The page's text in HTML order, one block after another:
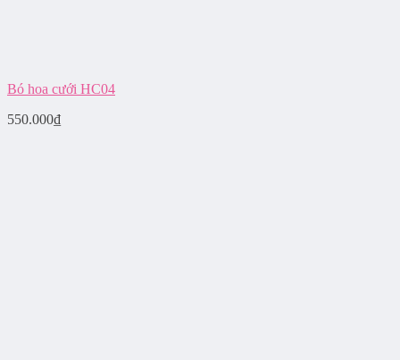
Bó hoa cưới HC04
550.000₫